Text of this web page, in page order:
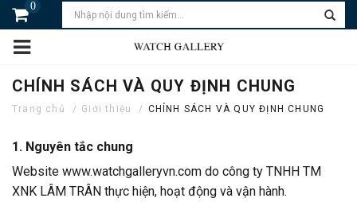
0
CHÍNH SÁCH VÀ QUY ĐỊNH CHUNG
Trang chủ Giới thiệu CHÍNH SÁCH VÀ QUY ĐỊNH CHUNG
1. Nguyên tắc chung
Website www.watchgalleryvn.com do công ty TNHH TM
XNK LÂM TRÂN thực hiện, hoạt động và vận hành.